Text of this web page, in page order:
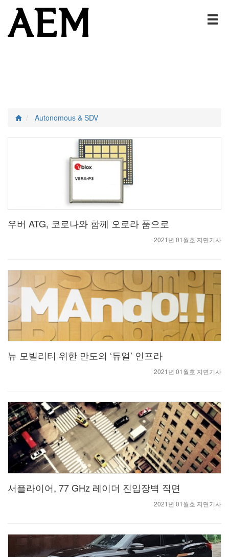
Autonomous & SDV
우버 ATG, 코로나와 함께 오로라 품으로
2021년 01월호 지면기사
뉴 모빌리티 위한 만도의 ‘듀얼’ 인프라
2021년 01월호 지면기사
서플라이어, 77 GHz 레이더 진입장벽 직면
2021년 01월호 지면기사